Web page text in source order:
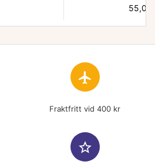
Pris
55,00
flight
Fraktfritt vid 400 kr
star_border